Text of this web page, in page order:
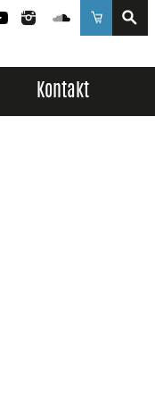
YouTubeInstagramSoundCloud
Sklep
Kontakt